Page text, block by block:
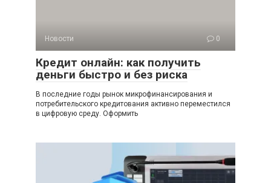
Новости 0
Кредит онлайн: как получить
деньги быстро и без риска
В последние годы рынок микрофинансирования и
потребительского кредитования активно переместился
в цифровую среду. Оформить